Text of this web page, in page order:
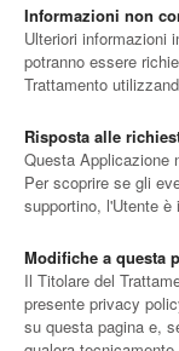
Informazioni non
Ulteriori informazioni
potranno essere
Trattamento
Risposta alle
Questa Applicazione
Per scoprire se gli
supportino, l'Utente
Modifiche a questa
Il Titolare del
presente privacy
su questa pagina e,